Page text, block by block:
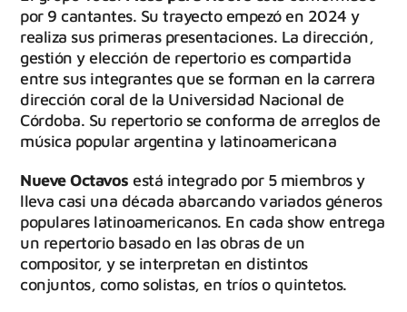
por 9 cantantes. Su trayecto empezó en 2024 y
realiza sus primeras presentaciones. La dirección,
gestión y elección de repertorio es compartida
entre sus integrantes que se forman en la carrera
dirección coral de la Universidad Nacional de
Córdoba. Su repertorio se conforma de arreglos de
música popular argentina y latinoamericana
Nueve Octavos está integrado por 5 miembros y
lleva casi una década abarcando variados géneros
populares latinoamericanos. En cada show entrega
un repertorio basado en las obras de un
compositor, y se interpretan en distintos
conjuntos, como solistas, en tríos o quintetos.